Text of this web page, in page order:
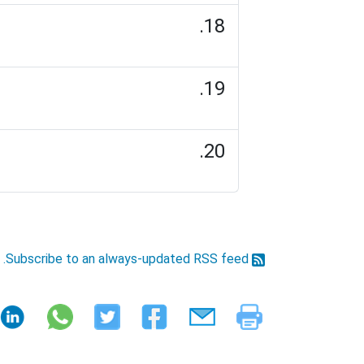
Subscribe to an always-updated RSS feed.